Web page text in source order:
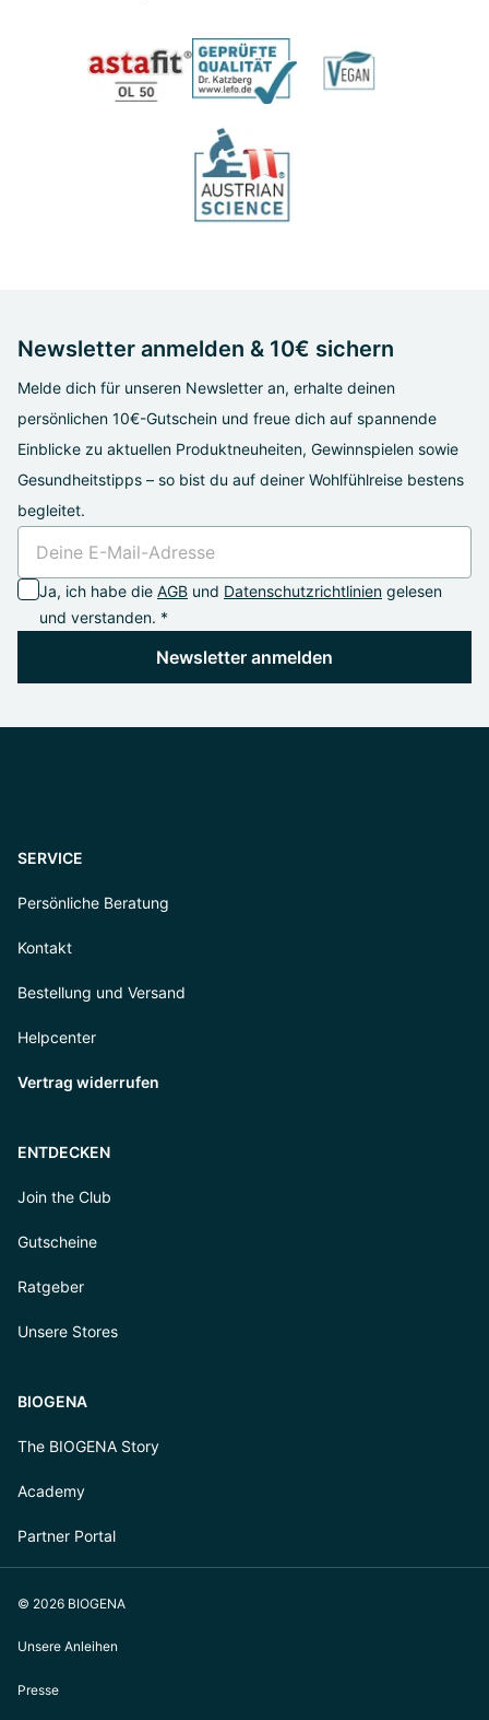
Newsletter anmelden & 10€ sichern
Melde dich für unseren Newsletter an, erhalte deinen
persönlichen 10€-Gutschein und freue dich auf spannende
Einblicke zu aktuellen Produktneuheiten, Gewinnspielen sowie
Gesundheitstipps – so bist du auf deiner Wohlfühlreise bestens
begleitet.
Ja, ich habe die AGB und Datenschutzrichtlinien gelesen
und verstanden. *
Newsletter anmelden
SERVICE
Persönliche Beratung
Kontakt
Bestellung und Versand
Helpcenter
Vertrag widerrufen
ENTDECKEN
Join the Club
Gutscheine
Ratgeber
Unsere Stores
BIOGENA
The BIOGENA Story
Academy
Partner Portal
© 2026 BIOGENA
Unsere Anleihen
Presse